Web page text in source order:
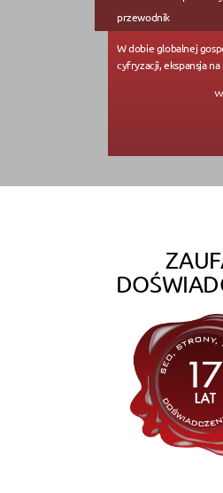
przewodnik
W dobie globalnej
cyfryzacji, ekspansja na